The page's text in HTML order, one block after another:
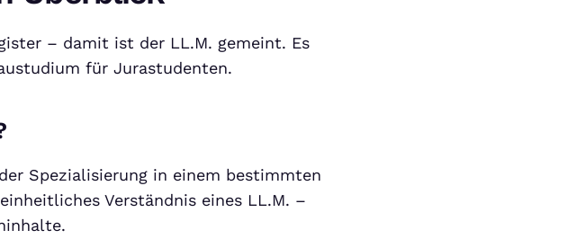
– damit ist der LL.M. gemeint. Es
für Jurastudenten.
Spezialisierung in einem bestimmten
Verständnis eines LL.M. –